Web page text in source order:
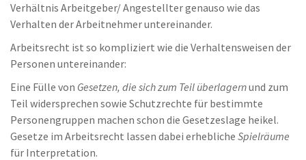
Verhältnis Arbeitgeber/ Angestellter genauso wie das
Verhalten der Arbeitnehmer untereinander.
Arbeitsrecht ist so kompliziert wie die Verhaltensweisen der
Personen untereinander:
Eine Fülle von Gesetzen, die sich zum Teil überlagernund zum
Teil widersprechen sowie Schutzrechte für bestimmte
Personengruppen machen schon die Gesetzeslage heikel.
Gesetze im Arbeitsrecht lassen dabei erhebliche Spielräume
für Interpretation.